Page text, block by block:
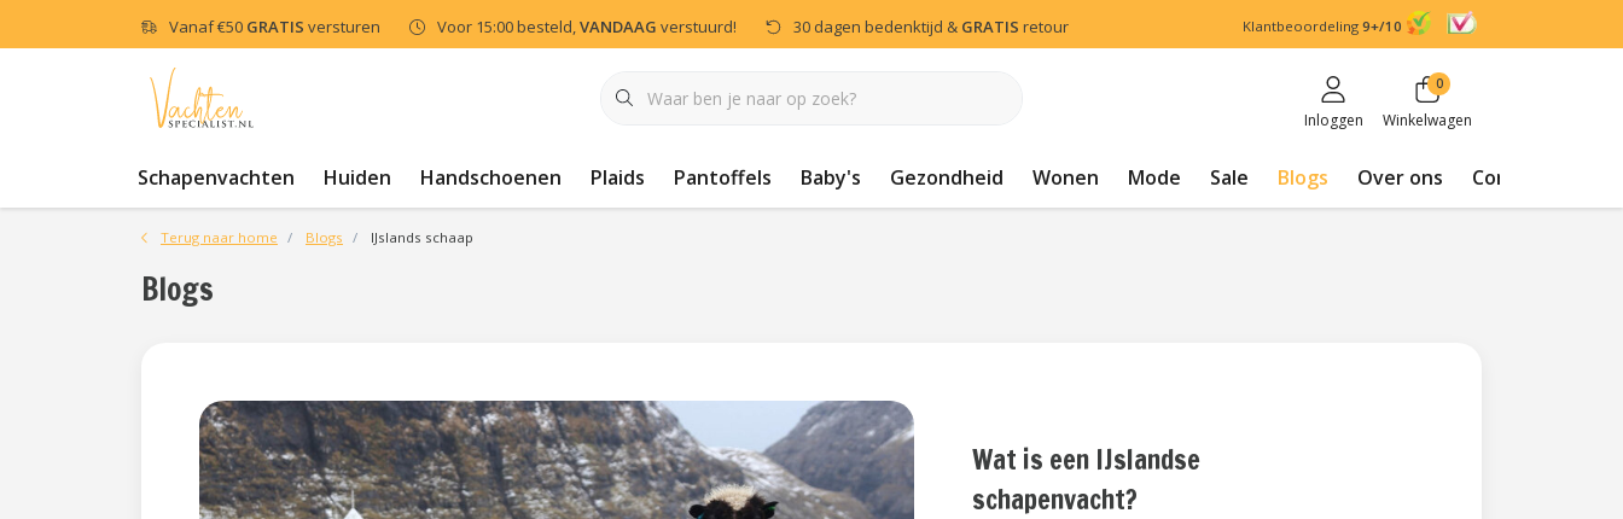
Vanaf€50 GRATIS versturen Voor 15:00 besteld,VANDAAG verstuurd! 30 dagen bedenktijd & GRATIS retour Klantbeoordeling 9+/10
Inloggen
0
Winkelwagen
Schapenvachten Huiden Handschoenen Plaids Pantoffels Baby's Gezondheid Wonen Mode Sale Blogs Over ons Contact
Terug naar home Blogs IJslands schaap
Blogs
Wat is een IJslandse
schapenvacht?